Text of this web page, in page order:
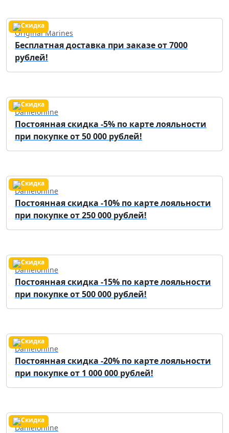
Original Marines
Бесплатная доставка при заказе от 7000
рублей!
Danielonline
Постоянная скидка -5% по карте лояльности
при покупке от 50 000 рублей!
Danielonline
Постоянная скидка -10% по карте лояльности
при покупке от 250 000 рублей!
Danielonline
Постоянная скидка -15% по карте лояльности
при покупке от 500 000 рублей!
Danielonline
Постоянная скидка -20% по карте лояльности
при покупке от 1 000 000 рублей!
Danielonline